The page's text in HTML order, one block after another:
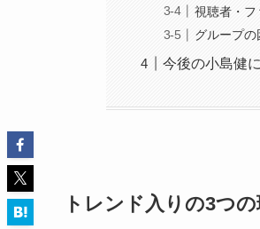
視聴者・フ
グループ
今後の小島健
トレンド入りの3つ